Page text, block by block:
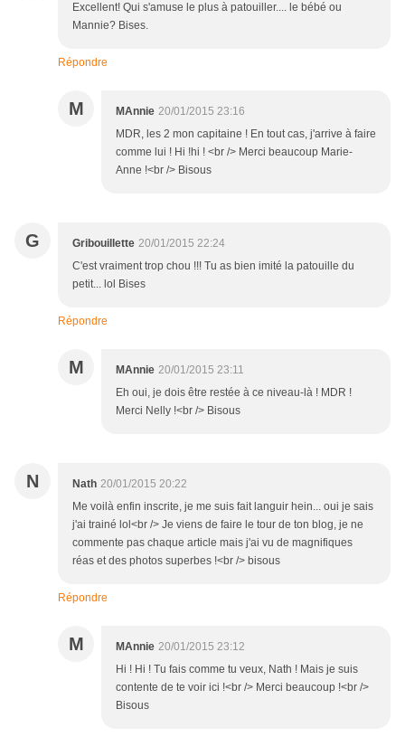
Excellent! Qui s'amuse le plus à patouiller.... le bébé ou
Mannie? Bises.
Répondre
M MAnnie 20/01/2015 23:16
MDR, les 2 mon capitaine ! En tout cas, j'arrive à faire
comme lui ! Hi !hi ! <br /> Merci beaucoup Marie-
Anne !<br /> Bisous
G Gribouillette 20/01/2015 22:24
C'est vraiment trop chou !!! Tu as bien imité la patouille du
petit... lol Bises
Répondre
M MAnnie 20/01/2015 23:11
Eh oui, je dois être restée à ce niveau-là ! MDR !
Merci Nelly !<br /> Bisous
N Nath 20/01/2015 20:22
Me voilà enfin inscrite, je me suis fait languir hein... oui je sais
j'ai trainé lol<br /> Je viens de faire le tour de ton blog, je ne
commente pas chaque article mais j'ai vu de magnifiques
réas et des photos superbes !<br /> bisous
Répondre
M MAnnie 20/01/2015 23:12
Hi ! Hi ! Tu fais comme tu veux, Nath ! Mais je suis
contente de te voir ici !<br /> Merci beaucoup !<br />
Bisous